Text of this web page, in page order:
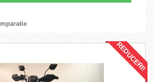
REDUCERI!